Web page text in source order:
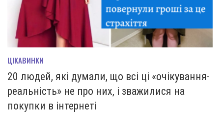
ЦІКАВИНКИ
20 людей, які думали, що всі ці «очікування-
реальність» не про них, і зважилися на
покупки в інтернеті